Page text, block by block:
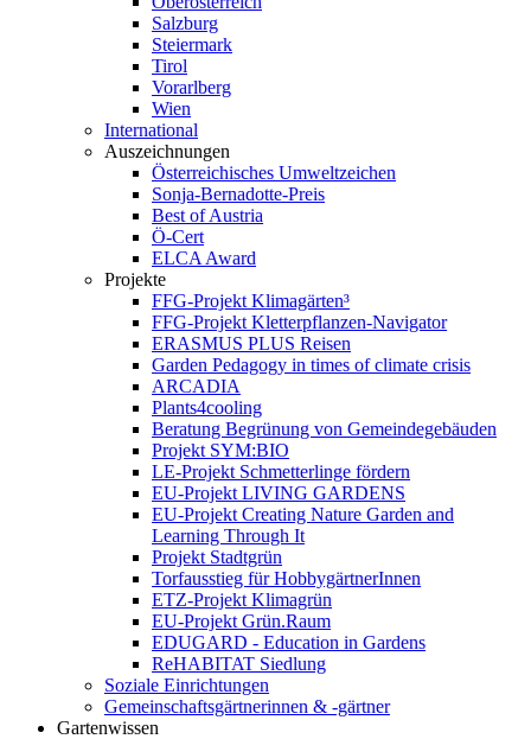
Salzburg
Steiermark
Tirol
Vorarlberg
Wien
International
Auszeichnungen
Österreichisches Umweltzeichen
Sonja-Bernadotte-Preis
Best of Austria
Ö-Cert
ELCA Award
Projekte
FFG-Projekt Klimagärten³
FFG-Projekt Kletterpflanzen-Navigator
ERASMUS PLUS Reisen
Garden Pedagogy in times of climate crisis
ARCADIA
Plants4cooling
Beratung Begrünung von Gemeindegebäuden
Projekt SYM:BIO
LE-Projekt Schmetterlinge fördern
EU-Projekt LIVING GARDENS
EU-Projekt Creating Nature Garden and
Learning Through It
Projekt Stadtgrün
Torfausstieg für HobbygärtnerInnen
ETZ-Projekt Klimagrün
EU-Projekt Grün.Raum
EDUGARD - Education in Gardens
ReHABITAT Siedlung
Soziale Einrichtungen
Gemeinschaftsgärtnerinnen & -gärtner
Gartenwissen